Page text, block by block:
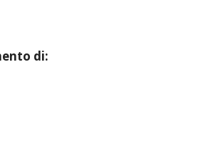
di: